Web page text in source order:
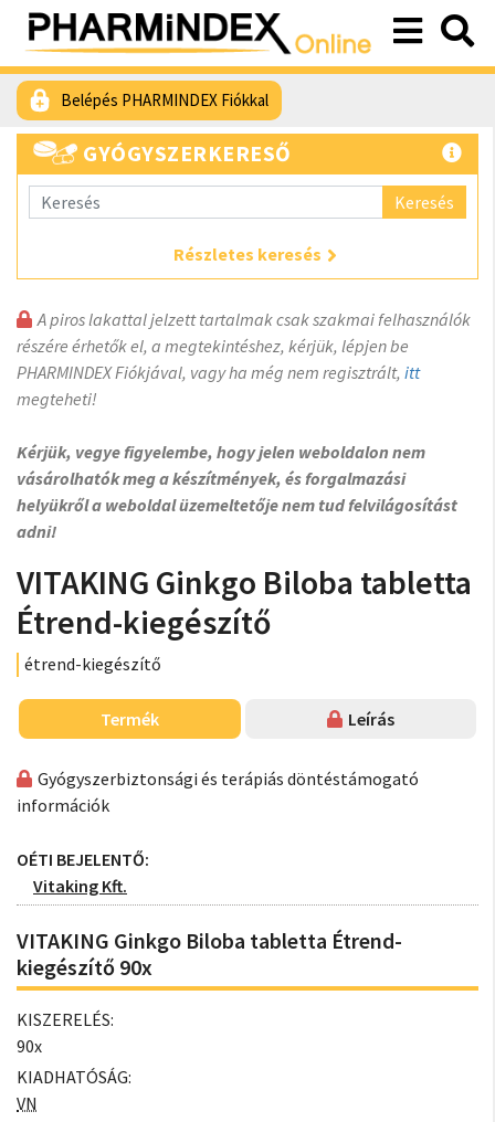
Belépés PHARMINDEX Fiókkal
GYÓGYSZERKERESŐ
Keresés
Részletes keresés
A piros lakattal jelzett tartalmak csak szakmai felhasználók
részére érhetők el, a megtekintéshez, kérjük, lépjen be
PHARMINDEX Fiókjával, vagy ha még nem regisztrált, itt
megteheti!
Kérjük, vegye figyelembe, hogy jelen weboldalon nem
vásárolhatók meg a készítmények, és forgalmazási
helyükről a weboldal üzemeltetője nem tud felvilágosítást
adni!
VITAKING Ginkgo Biloba tabletta
Étrend-kiegészítő
étrend-kiegészítő
Termék Leírás
Gyógyszerbiztonsági és terápiás döntéstámogató
információk
OÉTI BEJELENTŐ:
Vitaking Kft.
VITAKING Ginkgo Biloba tabletta Étrend-
kiegészítő 90x
KISZERELÉS:
90x
KIADHATÓSÁG:
VN